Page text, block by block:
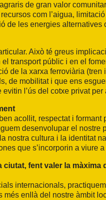
de gran valor
com l’aigua,
de les energies
Això té greus
transport públic i en el
de la xarxa ferroviària (tren
de mobilitat i que ens
l’ús del cotxe privat
acollit, respectat i formant
desenvolupar el nostre
nostra cultura i la identitat
que s’incorporin a viure
fent valer la màxima
internacionals,
enllà del nostre àmbit